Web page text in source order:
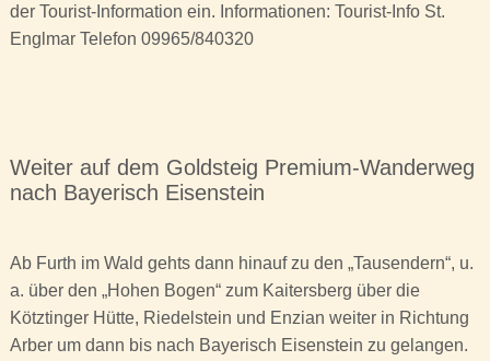
der Tourist-Information ein. Informationen: Tourist-Info St.
Englmar Telefon 09965/840320
Weiter auf dem Goldsteig Premium-Wanderweg
nach Bayerisch Eisenstein
Ab Furth im Wald gehts dann hinauf zu den „Tausendern“, u.
a. über den „Hohen Bogen“ zum Kaitersberg über die
Kötztinger Hütte, Riedelstein und Enzian weiter in Richtung
Arber um dann bis nach Bayerisch Eisenstein zu gelangen.